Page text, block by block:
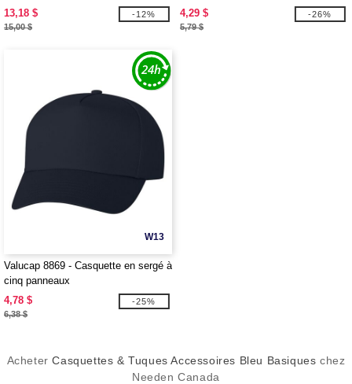
13,18 $
15,00 $
-12% 4,29 $
5,79 $
-26%
W13
Valucap 8869 - Casquette en sergé à
cinq panneaux
4,78 $
6,38 $
-25%
AcheterCasquettes & Tuques Accessoires Bleu Basiques chez
Needen Canada